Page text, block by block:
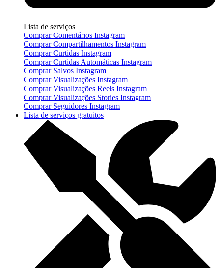
Lista de serviços
Comprar Comentários Instagram
Comprar Compartilhamentos Instagram
Comprar Curtidas Instagram
Comprar Curtidas Automáticas Instagram
Comprar Salvos Instagram
Comprar Visualizações Instagram
Comprar Visualizações Reels Instagram
Comprar Visualizações Stories Instagram
Comprar Seguidores Instagram
Lista de serviços gratuitos